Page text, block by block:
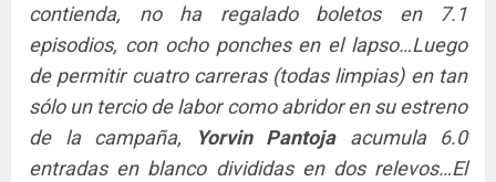
contienda, no ha regalado boletos en 7.1
episodios, con ocho ponches en el lapso…Luego
de permitir cuatro carreras (todas limpias) en tan
sólo un tercio de labor como abridor en su estreno
de la campaña,
Yorvin Pantojaacumula 6.0
entradas en blanco divididas en dos relevos…El